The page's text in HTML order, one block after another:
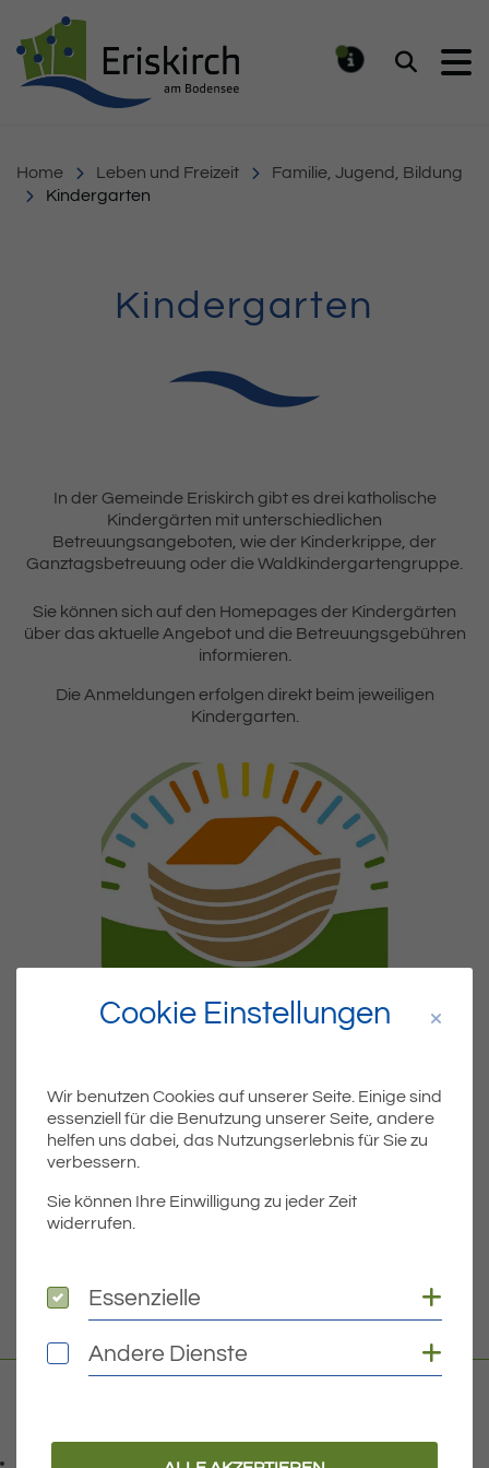
Suchen
Home Leben und Freizeit
Familie, Jugend, Bildung
Kindergarten
Kindergarten
Einleitung
In der Gemeinde Eriskirch gibt es drei katholische
Kindergärten mit unterschiedlichen
Betreuungsangeboten, wie der Kinderkrippe, der
Ganztagsbetreuung oder die Waldkindergartengruppe.
Inhalt
Sie können sich auf den Homepages der Kindergärten
über das aktuelle Angebot und die Betreuungsgebühren
informieren.
Die Anmeldungen erfolgen direkt beim jeweiligen
Kindergarten.
Kindergarten Arche,
Mariabrunn
Leiterin: Yvonne Denkinger
Cookie Einstellungen
Wir benutzen Cookies auf unserer Seite. Einige sind
essenziell für die Benutzung unserer Seite, andere
helfen uns dabei, das Nutzungserlebnis für Sie zu
verbessern.
Sie können Ihre Einwilligung zu jeder Zeit
widerrufen.
Essenzielle
Essenzielle
Andere Dienste
Andere Dienste